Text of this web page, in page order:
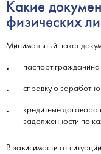
Какие
физических
Минимальный пакет
паспорт
справку о
кредитные
задолженности по
В зависимости от